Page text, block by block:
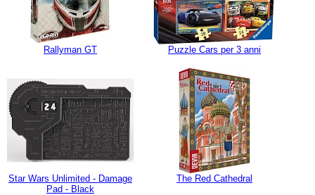
Rallyman GT Puzzle Cars per 3 anni
Star Wars Unlimited - Damage
Pad - Black
The Red Cathedral